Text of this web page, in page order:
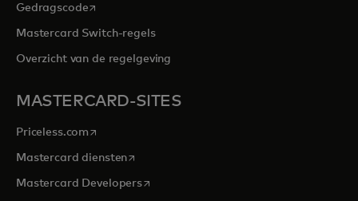
Gedragscodeopens in a new tab
Mastercard Switch-regels
Overzicht van de regelgeving
MASTERCARD-SITES
Priceless.com opens in a new tab
Mastercard dienstenopens in a new tab
Mastercard Developersopens in a new tab